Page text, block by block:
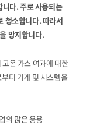
니다. 주로 사용되는
청소합니다. 따라서
방지합니다.
온 가스 여과에 대한
터 기계 및 시스템을
의 많은 응용